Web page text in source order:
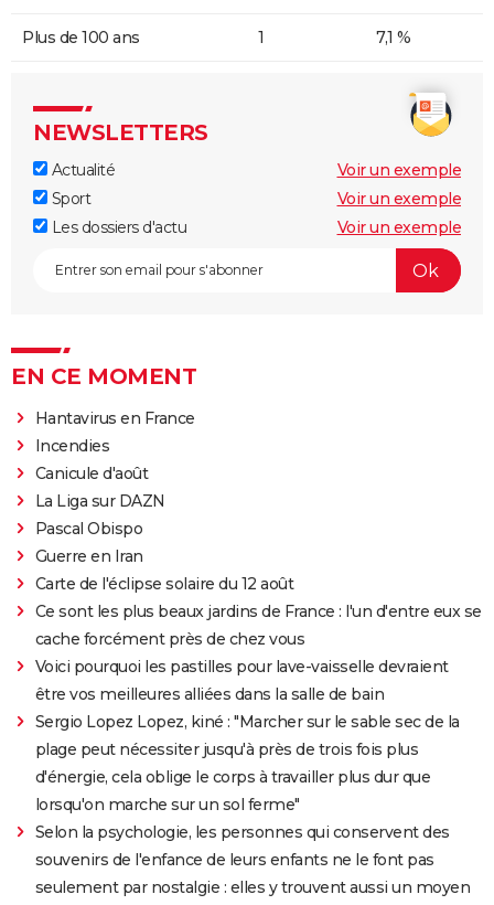
Plus de 100 ans 1 7,1 %
NEWSLETTERS
Actualité
Voir un exemple
Sport
Voir un exemple
Les dossiers d'actu
Voir un exemple
EN CE MOMENT
Hantavirus en France
Incendies
Canicule d'août
La Liga sur DAZN
Pascal Obispo
Guerre en Iran
Carte de l'éclipse solaire du 12 août
Ce sont les plus beaux jardins de France : l'un d'entre eux se
cache forcément près de chez vous
Voici pourquoi les pastilles pour lave-vaisselle devraient
être vos meilleures alliées dans la salle de bain
Sergio Lopez Lopez, kiné : "Marcher sur le sable sec de la
plage peut nécessiter jusqu'à près de trois fois plus
d'énergie, cela oblige le corps à travailler plus dur que
lorsqu'on marche sur un sol ferme"
Selon la psychologie, les personnes qui conservent des
souvenirs de l'enfance de leurs enfants ne le font pas
seulement par nostalgie : elles y trouvent aussi un moyen